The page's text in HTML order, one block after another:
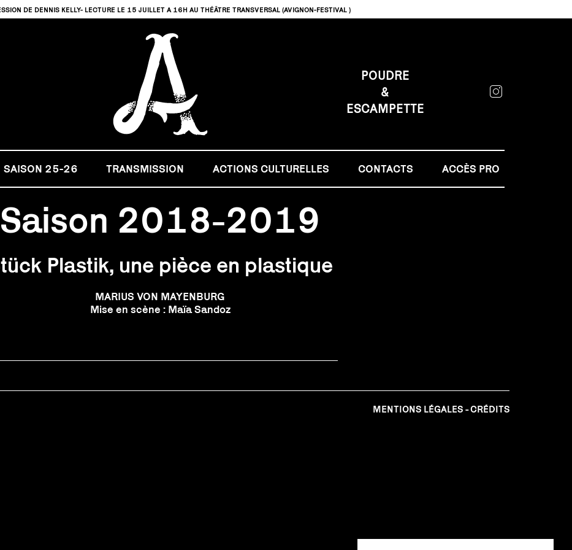
DE DENNIS KELLY- LECTURE LE 15 JUILLET A 16H AU THÉÂTRE TRANSVERSAL (AVIGNON-FESTIVAL )
POUDRE
&
ESCAMPETTE
SAISON 25-26 TRANSMISSION ACTIONS CULTURELLES CONTACTS ACCÈS PRO
Saison 2018-2019
Plastik, une pièce en plastique
MARIUS VON MAYENBURG
Mise en scène : Maïa Sandoz
MENTIONS LÉGALES CRÉDITS